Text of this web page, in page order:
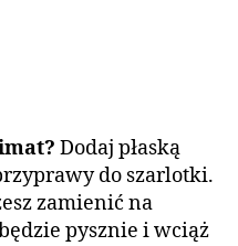
Dodaj płaską
do szarlotki.
zamienić na
pysznie i wciąż